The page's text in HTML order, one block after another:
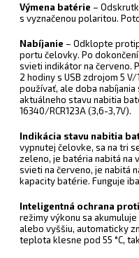
Výmena batérie –
s vyznačenou polaritou.
Nabíjanie – Odklopte
portu čelovky. Po
svieti indikátor na červeno.
2 hodiny s USB zdrojom 5
používať, ale doba
aktuálneho stavu nabitia
16340/RCR123A (3,6-3,7V).
Indikácia stavu nabitia
vypnutej čelovke, sa na tri
zeleno, je batéria nabitá na
svieti na červeno, je nabitá
kapacity batérie. Funguje
Inteligentná ochrana
režimy výkonu sa
alebo vyššiu, automaticky
teplota klesne pod 55 °C,